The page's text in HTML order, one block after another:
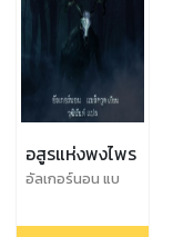
อสูรแห่งพงไพร
อัลเกอร์นอน แบ